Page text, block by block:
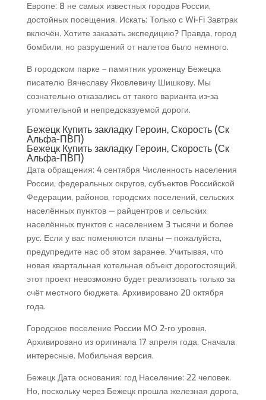
Европе: 8 не самых известных городов России,
достойных посещения. Искать: Только с Wi-Fi Завтрак
включён. Хотите заказать экспедицию? Правда, город
бомбили, но разрушений от налетов было немного.
В городском парке – памятник уроженцу Бежецка
писателю Вячеславу Яковлевичу Шишкову. Мы
сознательно отказались от такого варианта из-за
утомительной и непредсказуемой дороги.
Бежецк Купить закладку Героин, Скорость (Ск
Альфа-ПВП)
Бежецк Купить закладку Героин, Скорость (Ск
Альфа-ПВП)
Дата обращения: 4 сентября Численность населения
России, федеральных округов, субъектов Российской
Федерации, районов, городских поселений, сельских
населённых пунктов — райцентров и сельских
населённых пунктов с населением 3 тысячи и более
рус. Если у вас поменяются планы — пожалуйста,
предупредите нас об этом заранее. Учитывая, что
новая квартальная котельная объект дорогостоящий,
этот проект невозможно будет реализовать только за
счёт местного бюджета. Архивировано 20 октября
года.
Городское поселение России МО 2-го уровня.
Архивировано из оригинала 17 апреля года. Сначала
интересные. Мобильная версия.
Бежецк Дата основания: год Население: 22 человек.
Но, поскольку через Бежецк прошла железная дорога,